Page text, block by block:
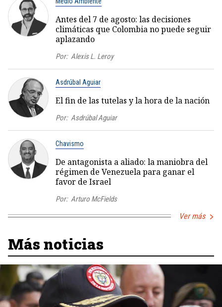
Antes del 7 de agosto: las decisiones
climáticas que Colombia no puede seguir
aplazando
Por: Alexis L. Leroy
Asdrúbal Aguiar
El fin de las tutelas y la hora de la nación
Por: Asdrúbal Aguiar
Chavismo
De antagonista a aliado: la maniobra del
régimen de Venezuela para ganar el
favor de Israel
Por: Arturo McFields
Ver más
Más noticias